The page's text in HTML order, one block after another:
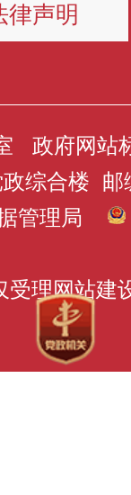
律声明
政府网站
综合楼 邮
据管理局
受理网站建